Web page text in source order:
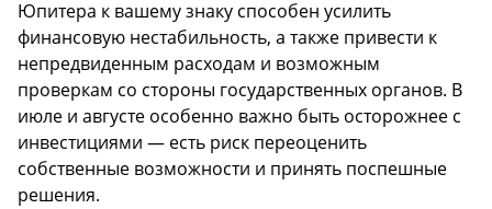
Юпитера к вашему знаку способен усилить
финансовую нестабильность, а также привести к
непредвиденным расходам и возможным
проверкам со стороны государственных органов. В
июле и августе особенно важно быть осторожнее с
инвестициями — есть риск переоценить
собственные возможности и принять поспешные
решения.